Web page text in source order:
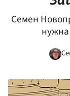
Семен